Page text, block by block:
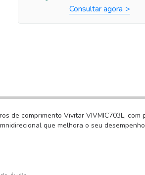
Consultar agora
de comprimento Vivitar VIVMIC703L, com
que melhora o seu